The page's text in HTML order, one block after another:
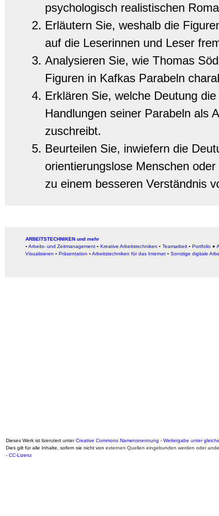
psychologisch realistischen
Erläutern Sie, weshalb die
auf die Leserinnen und Leser
Analysieren Sie, wie Thomas
Figuren in Kafkas Parabeln
Erklären Sie, welche Deutung
Handlungen seiner Parabeln als
zuschreibt.
Beurteilen Sie, inwiefern die
orientierungslose Menschen
zu einem besseren Verständnis
ARBEITSTECHNIKEN und mehr
▪ Arbeits- und Zeitmanagement ▪ Kreative Arbeitstechniken ▪ Teamarbeit ▪ Portfolio ●
Visualisieren ▪ Präsentation ▪ Arbeitstechniken für das Internet ▪ Sonstige digitale
Dieses Werk ist lizenziert unterCreative Commons Namensnennung - Weitergabe unter
Dies gilt für alle Inhalte, sofern sie nicht von externen Quellen eingebunden werden oder
- CC-Lizenz